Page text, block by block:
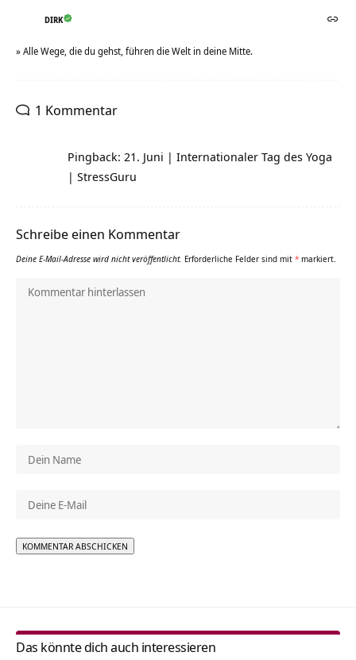
DIRK
» Alle Wege, die du gehst, führen die Welt in deine Mitte.
1 Kommentar
Pingback: 21. Juni | Internationaler Tag des Yoga
| StressGuru
Schreibe einen Kommentar
Deine E-Mail-Adresse wird nicht veröffentlicht. Erforderliche Felder sind mit * markiert.
Das könnte dich auch interessieren